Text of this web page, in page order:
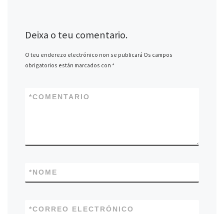
Deixa o teu comentario.
O teu enderezo electrónico non se publicará Os campos
obrigatorios están marcados con*
COMENTARIO
*
NOME
*
CORREO ELECTRÓNICO
*